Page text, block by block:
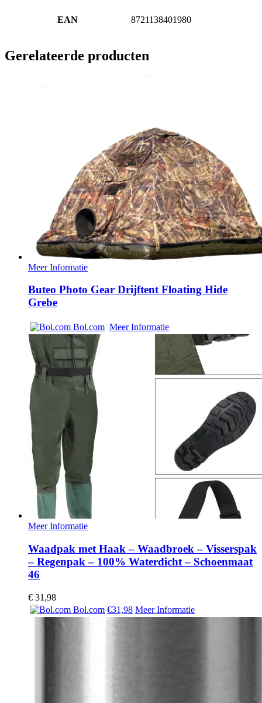
EAN 8721138401980
Gerelateerde producten
Meer Informatie
Buteo Photo Gear Drijftent Floating Hide
Grebe
Bol.com Meer Informatie
Meer Informatie
Waadpak met Haak – Waadbroek – Visserspak
– Regenpak – 100% Waterdicht – Schoenmaat
46
€ 31,98
Bol.com €31,98 Meer Informatie